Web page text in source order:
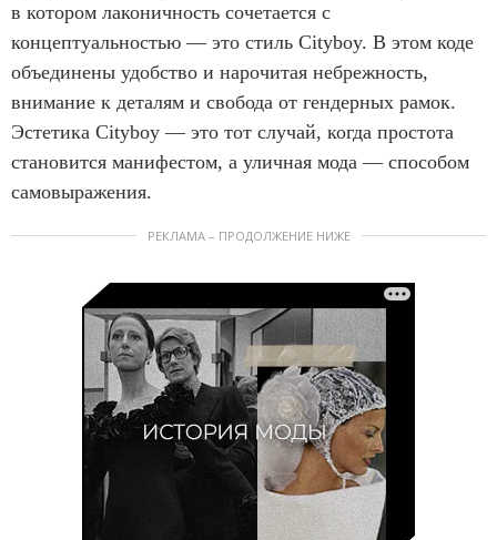
в котором лаконичность сочетается с
концептуальностью — это стиль Cityboy. В этом коде
объединены удобство и нарочитая небрежность,
внимание к деталям и свобода от гендерных рамок.
Эстетика Cityboy — это тот случай, когда простота
становится манифестом, а уличная мода — способом
самовыражения.
РЕКЛАМА – ПРОДОЛЖЕНИЕ НИЖЕ